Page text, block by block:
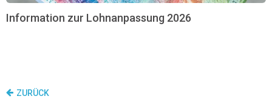
Information zur Lohnanpassung 2026
ZURÜCK